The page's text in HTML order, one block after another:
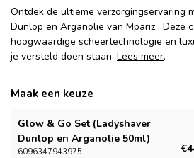
Ontdek de ultieme verzorgingservaring
Dunlop en Arganolie van Mpariz . Deze
hoogwaardige scheertechnologie en
je versteld doen staan. Lees meer.
Maak een keuze
Glow & Go Set (Ladyshaver
Dunlop en Arganolie 50ml)
6096347943975